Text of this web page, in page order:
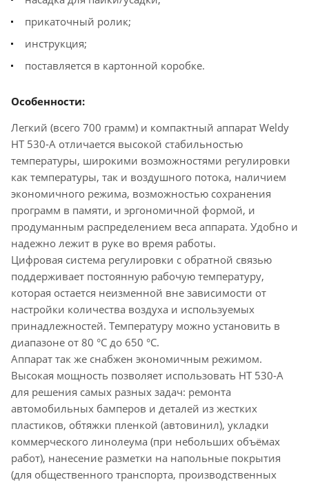
прикаточный ролик;
инструкция;
поставляется в картонной коробке.
Особенности:
Легкий (всего 700 грамм) и компактный аппарат Weldy
HT 530-A отличается высокой стабильностью
температуры, широкими возможностями регулировки
как температуры, так и воздушного потока, наличием
экономичного режима, возможностью сохранения
программ в памяти, и эргономичной формой, и
продуманным распределением веса аппарата. Удобно и
надежно лежит в руке во время работы.
Цифровая система регулировки с обратной связью
поддерживает постоянную рабочую температуру,
которая остается неизменной вне зависимости от
настройки количества воздуха и используемых
принадлежностей. Температуру можно установить в
диапазоне от 80 °C до 650 °C.
Аппарат так же снабжен экономичным режимом.
Высокая мощность позволяет использовать HT 530-A
для решения самых разных задач: ремонта
автомобильных бамперов и деталей из жестких
пластиков, обтяжки пленкой (автовинил), укладки
коммерческого линолеума (при небольших объёмах
работ), нанесение разметки на напольные покрытия
(для общественного транспорта, производственных